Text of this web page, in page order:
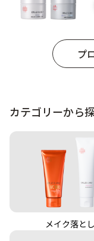
プ
カテゴリーから
メイク落とし